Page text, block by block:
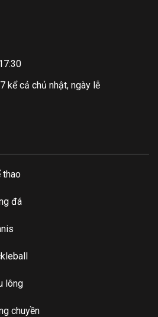
kể cả chủ nhật, ngày lễ
thao
đá
lông
chuyền